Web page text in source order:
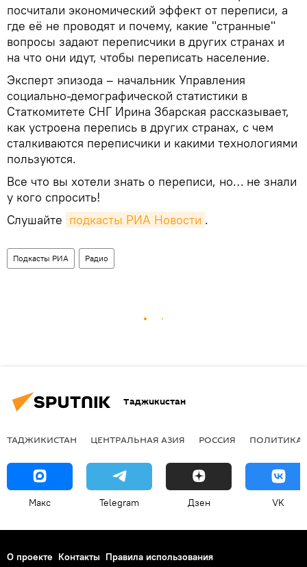
посчитали экономический эффект от переписи, а
где её не проводят и почему, какие "странные"
вопросы задают переписчики в других странах и
на что они идут, чтобы переписать население.
Эксперт эпизода – начальник Управления
социально-демографической статистики в
Статкомитете СНГ Ирина Збарская рассказывает,
как устроена перепись в других странах, с чем
сталкиваются переписчики и какими технологиями
пользуются.
Все что вы хотели знать о переписи, но… не знали
у кого спросить!
Слушайте подкасты РИА Новости .
Подкасты РИА Радио
Таджикистан
ТАДЖИКИСТАН ЦЕНТРАЛЬНАЯ АЗИЯ РОССИЯ ПОЛИТИКА
Макс Telegram Дзен VK
О проекте Контакты Правила использования